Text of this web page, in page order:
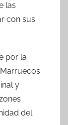
las
con sus
por la
y
del